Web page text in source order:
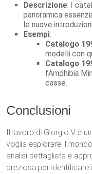
Descrizione: I
panoramica
le nuove
Esempi:
Catalogo
modelli con
Catalogo
l’Amphibia
casse.
Conclusioni
Il lavoro di Giorgio V è
voglia esplorare il
analisi dettagliata e
preziosa per identificare